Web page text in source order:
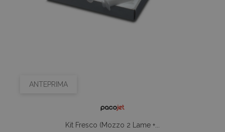
ANTEPRIMA
Kit Fresco (Mozzo 2 Lame +...